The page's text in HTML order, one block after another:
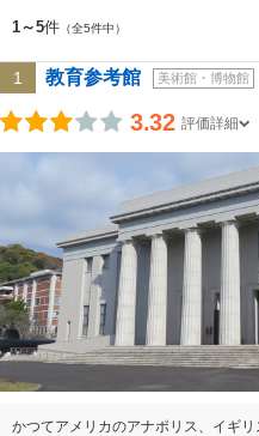
1～5件 （全5件中）
1 教育参考館 美術館・博物館
3.32 評価詳細
かつてアメリカのアナポリス、イギ